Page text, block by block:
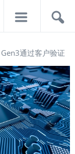
通过客户验证